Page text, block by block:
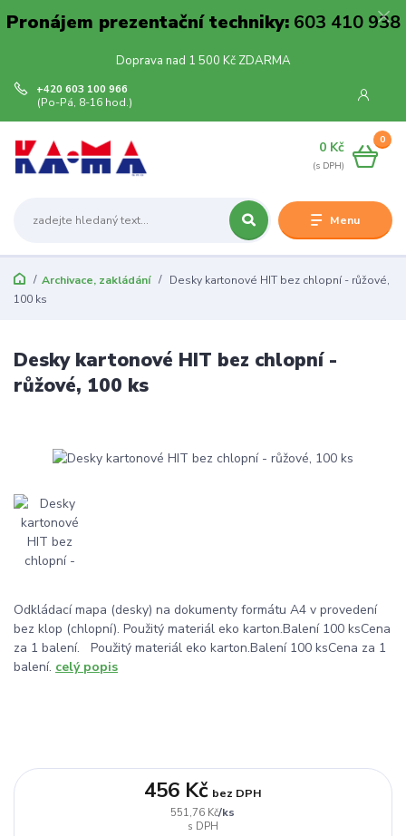
Pronájem prezentační techniky:603 410 938
Doprava nad 1 500 Kč ZDARMA
Menu
+420 603 100 966
(Po-Pá, 8-16 hod.)
0
0 Kč
Archivace, zakládání
Desky kartonové HIT bez chlopní - růžové,
100 ks
Desky kartonové HIT bez chlopní -
růžové, 100 ks
Odkládací mapa (desky) na dokumenty formátu A4 v provedení
bez klop (chlopní). Použitý materiál eko karton.Balení 100 ksCena
za 1 balení. Použitý materiál eko karton.Balení 100 ksCena za 1
balení. celý popis
551,76 Kč/ks
456 Kč bez DPH